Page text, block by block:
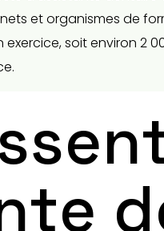
et organismes de
soit environ 2